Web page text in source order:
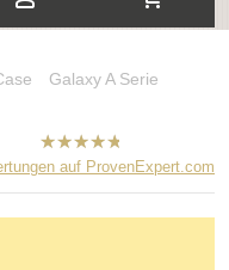
Galaxy A Serie
B2CPrint
Sternen |
auf ProvenExpert.com